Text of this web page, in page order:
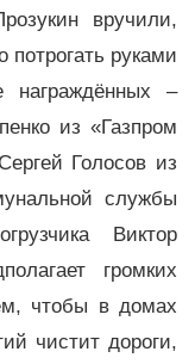
вручили,
руками
–
из «Газпром
Голосов из
службы
Виктор
громких
чтобы в домах
чистит дороги,